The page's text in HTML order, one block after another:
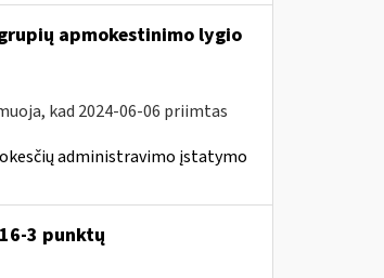
apmokestinimo lygio
kad 2024-06-06 priimtas
administravimo įstatymo
3 punktų